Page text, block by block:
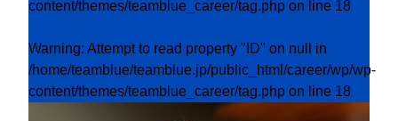
content/themes/teamblue_career/tag.php on line 18
Warning: Attempt to read property "ID" on null in
/home/teamblue/teamblue.jp/public_html/career/wp/wp-
content/themes/teamblue_career/tag.php on line 18